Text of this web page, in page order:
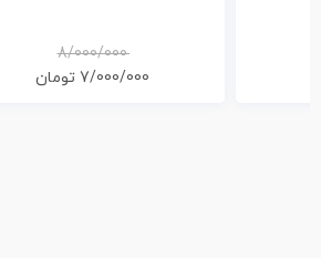
8/000/000
7/000/000 تومان